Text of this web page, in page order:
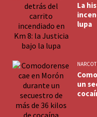
La
lupa
un